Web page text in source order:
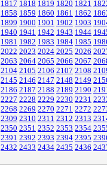
1817 1818 1819 1820 1821
1858 1859 1860 1861 1862
1899 1900 1901 1902 1903
1940 1941 1942 1943 1944
1981 1982 1983 1984 1985
2022 2023 2024 2025 2026
2063 2064 2065 2066 2067
2104 2105 2106 2107 2108
2145 2146 2147 2148 2149
2186 2187 2188 2189 2190
2227 2228 2229 2230 2231
2268 2269 2270 2271 2272
2309 2310 2311 2312 2313
2350 2351 2352 2353 2354
2391 2392 2393 2394 2395
2432 2433 2434 2435 2436